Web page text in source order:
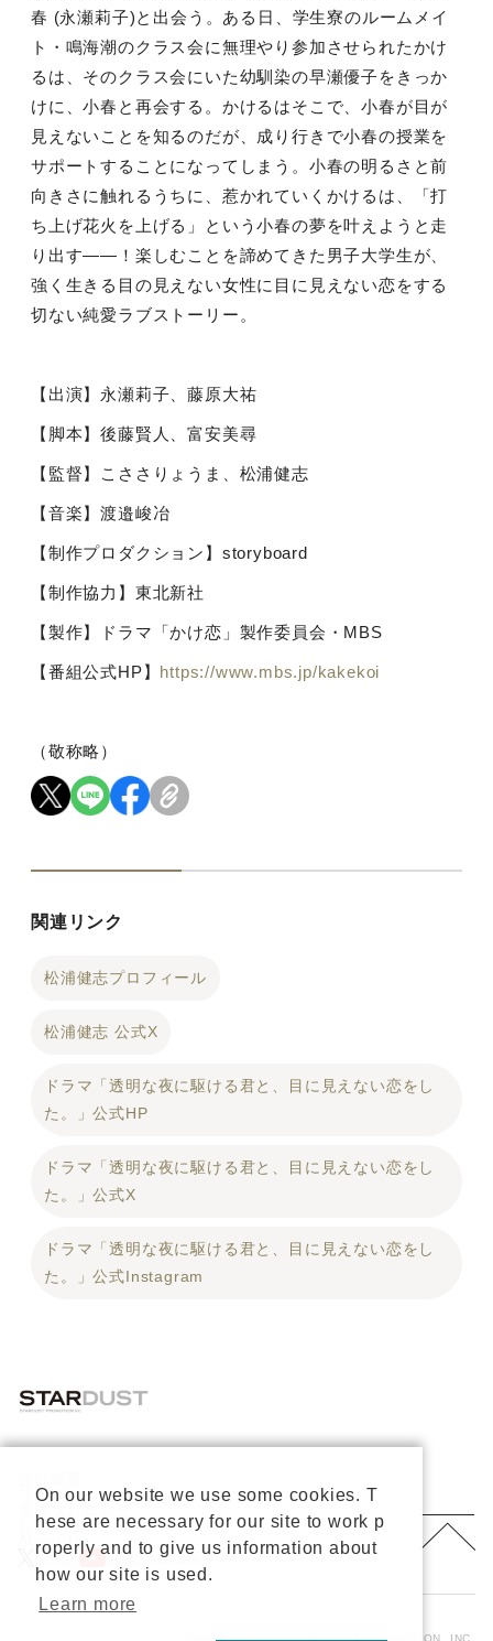
春 (永瀬莉子)と出会う。ある日、学生寮のルームメイ
ト・鳴海潮のクラス会に無理やり参加させられたかけ
るは、そのクラス会にいた幼馴染の早瀬優子をきっか
けに、小春と再会する。かけるはそこで、小春が目が
見えないことを知るのだが、成り行きで小春の授業を
サポートすることになってしまう。小春の明るさと前
向きさに触れるうちに、惹かれていくかけるは、「打
ち上げ花火を上げる」という小春の夢を叶えようと走
り出す―― ！楽しむことを諦めてきた男子大学生が、
強く生きる目の見えない女性に目に見えない恋をする
切ない純愛ラブストーリー。
【出演】永瀬莉子、藤原大祐
【脚本】後藤賢人、富安美尋
【監督】こささりょうま、松浦健志
【音楽】渡邉峻冶
【制作プロダクション】 storyboard
【制作協力】東北新社
【製作】ドラマ「かけ恋」製作委員会・ MBS
【番組公式HP】 https://www.mbs.jp/kakekoi
（敬称略）
関連リンク
松浦健志プロフィール
松浦健志 公式X
ドラマ「透明な夜に駆ける君と、目に見えない恋をし
た。」公式HP
ドラマ「透明な夜に駆ける君と、目に見えない恋をし
た。」公式X
ドラマ「透明な夜に駆ける君と、目に見えない恋をし
た。」公式Instagram
プライバシーポリシー
重要なお知らせ
お問い合わせ
About Us
公式X
公式Youtube
Copyright © 2026 STARDUST PROMOTION, INC.
On our website we use some cookies. T
hese are necessary for our site to work p
roperly and to give us information about
how our site is used.
Learn more